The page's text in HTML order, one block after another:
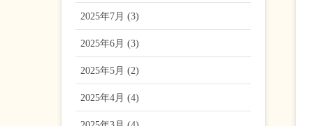
2025年7月 (3)
2025年6月 (3)
2025年5月 (2)
2025年4月 (4)